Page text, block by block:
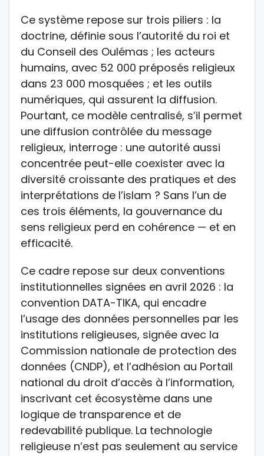
Ce système repose sur trois piliers : la
doctrine, définie sous l’autorité du roi et
du Conseil des Oulémas ; les acteurs
humains, avec 52 000 préposés religieux
dans 23 000 mosquées ; et les outils
numériques, qui assurent la diffusion.
Pourtant, ce modèle centralisé, s’il permet
une diffusion contrôlée du message
religieux, interroge : une autorité aussi
concentrée peut-elle coexister avec la
diversité croissante des pratiques et des
interprétations de l’islam ? Sans l’un de
ces trois éléments, la gouvernance du
sens religieux perd en cohérence — et en
efficacité.
Ce cadre repose sur deux conventions
institutionnelles signées en avril 2026 : la
convention DATA-TIKA, qui encadre
l’usage des données personnelles par les
institutions religieuses, signée avec la
Commission nationale de protection des
données (CNDP), et l’adhésion au Portail
national du droit d’accès à l’information,
inscrivant cet écosystème dans une
logique de transparence et de
redevabilité publique. La technologie
religieuse n’est pas seulement au service